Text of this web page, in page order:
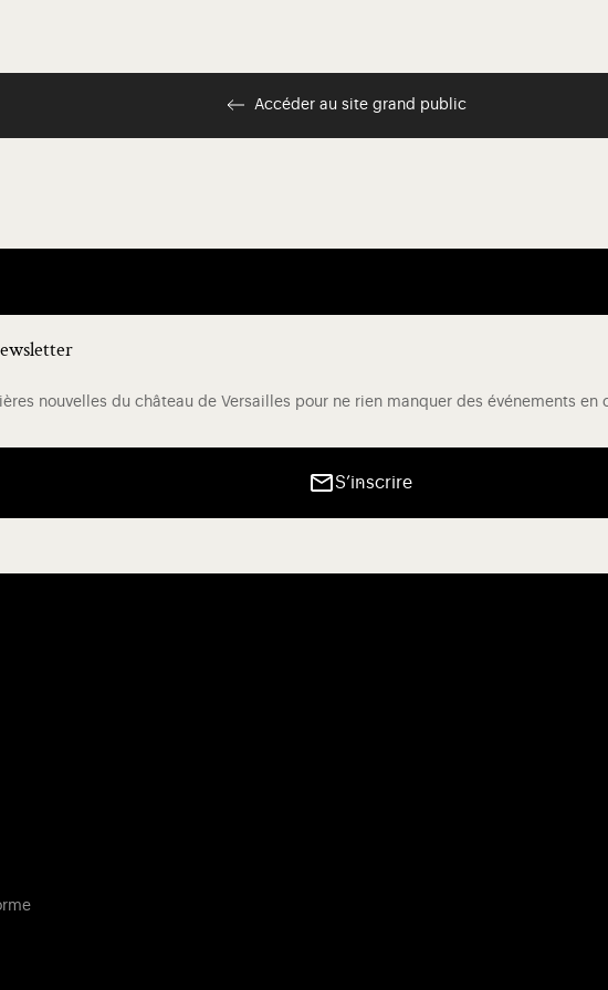
Accéder au site grand public
nouvelles du château de Versailles pour ne rien manquer des événements en
S’inscrire